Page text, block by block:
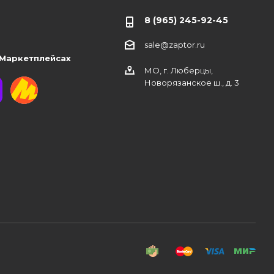
8 (965) 245-92-45
sale@zaptor.ru
МО, г. Люберцы,
Новорязанское ш., д. 3